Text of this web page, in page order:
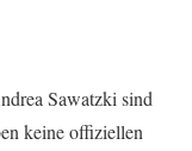
Sawatzki sind
keine offiziellen